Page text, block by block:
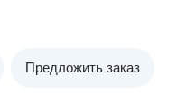
Предложить заказ